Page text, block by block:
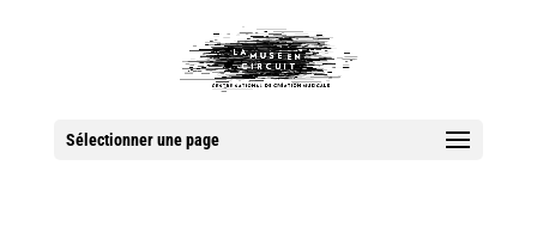
Sélectionner une page